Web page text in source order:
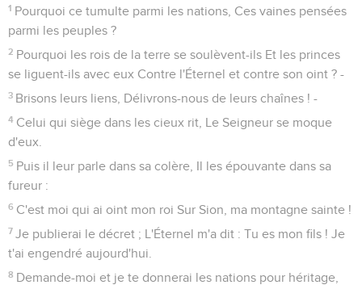
1 Pourquoi ce tumulte parmi les nations, Ces vaines pensées
parmi les peuples ?
2 Pourquoi les rois de la terre se soulèvent-ils Et les princes
se liguent-ils avec eux Contre l'Éternel et contre son oint ? -
3 Brisons leurs liens, Délivrons-nous de leurs chaînes ! -
4 Celui qui siège dans les cieux rit, Le Seigneur se moque
d'eux.
5 Puis il leur parle dans sa colère, Il les épouvante dans sa
fureur :
6 C'est moi qui ai oint mon roi Sur Sion, ma montagne sainte !
7 Je publierai le décret ; L'Éternel m'a dit : Tu es mon fils ! Je
t'ai engendré aujourd'hui.
8 Demande-moi et je te donnerai les nations pour héritage,